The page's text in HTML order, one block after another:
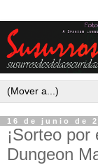
16 de junio de
¡Sorteo
Dungeon